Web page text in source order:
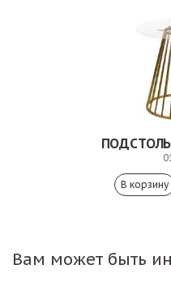
Вам может быть